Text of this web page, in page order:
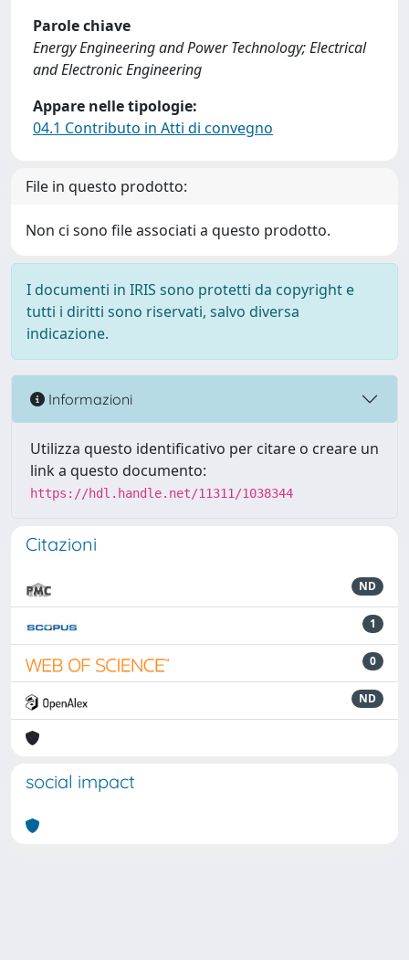
Parole chiave
Energy Engineering and Power Technology; Electrical
and Electronic Engineering
Appare nelle tipologie:
04.1 Contributo in Atti di convegno
File in questo prodotto:
Non ci sono file associati a questo prodotto.
I documenti in IRIS sono protetti da copyright e
tutti i diritti sono riservati, salvo diversa
indicazione.
Informazioni
Utilizza questo identificativo per citare o creare un
link a questo documento:
https://hdl.handle.net/11311/1038344
Citazioni
ND
1
0
ND
social impact